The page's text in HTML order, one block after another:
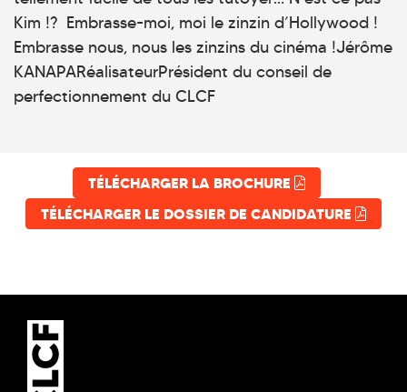
Kim !? Embrasse-moi, moi le zinzin d’Hollywood !
Embrasse nous, nous les zinzins du cinéma !Jérôme
KANAPARéalisateurPrésident du conseil de
perfectionnement du CLCF
TÉLÉCHARGER LA BROCHURE
TÉLÉCHARGER LE DOSSIER DE CANDIDATURE